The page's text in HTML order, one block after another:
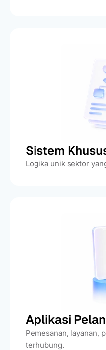
Sistem
Logika unik sektor
Aplikasi
Pemesanan, layanan,
terhubung.